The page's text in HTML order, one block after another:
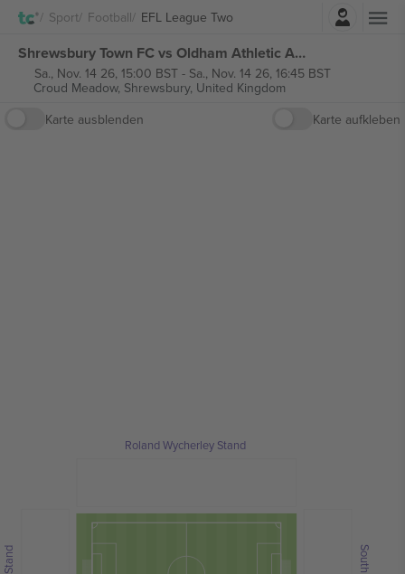
Sport Football EFL League TwoEinloggen
Shrewsbury Town FC vs Oldham Athletic AFC EFL League Two tickets
Sa., Nov. 14 26, 15:00 BST- Sa., Nov. 14 26, 16:45 BST
Croud Meadow, Shrewsbury, United Kingdom
Karte ausblenden
Karte aufkleben
Roland Wycherley Stand